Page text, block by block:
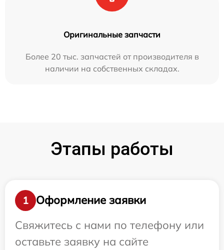
Оригинальные запчасти
Более 20 тыс. запчастей от производителя в
наличии на собственных складах.
Этапы работы
1
Оформление заявки
Свяжитесь с нами по телефону или
оставьте заявку на сайте